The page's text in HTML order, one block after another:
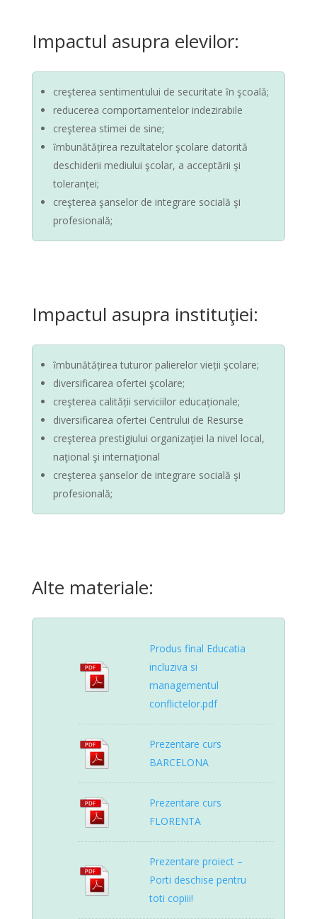
Impactul asupra elevilor:
creşterea sentimentului de securitate ȋn şcoală;
reducerea comportamentelor indezirabile
creşterea stimei de sine;
ȋmbunătățirea rezultatelor şcolare datorită
deschiderii mediului şcolar, a acceptării şi
toleranței;
creşterea şanselor de integrare socială şi
profesională;
Impactul asupra instituţiei:
ȋmbunătățirea tuturor palierelor vieții şcolare;
diversificarea ofertei şcolare;
creşterea calității serviciilor educaționale;
diversificarea ofertei Centrului de Resurse
creşterea prestigiului organizaţiei la nivel local,
naţional şi internaţional
creşterea şanselor de integrare socială şi
profesională;
Alte materiale:
Produs final Educatia
incluziva si
managementul
conflictelor.pdf
Prezentare curs
BARCELONA
Prezentare curs
FLORENTA
Prezentare proiect –
Porti deschise pentru
toti copiii!